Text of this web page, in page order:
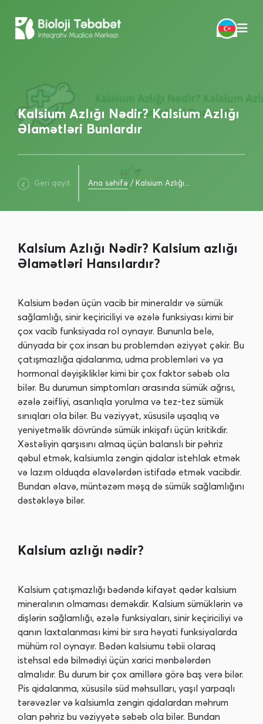
Kalsium Azlığı Nədir? Kalsium Azlığı
Əlamətləri Bunlardır
Geri qayıt Ana səhifə /Kalsium Azlığı...
Kalsium Azlığı Nədir? Kalsium azlığı
Əlamətləri Hansılardır?
Kalsium bədən üçün vacib bir mineraldır və sümük
sağlamlığı, sinir keçiriciliyi və əzələ funksiyası kimi bir
çox vacib funksiyada rol oynayır. Bununla belə,
dünyada bir çox insan bu problemdən əziyyət çəkir. Bu
çatışmazlığa qidalanma, udma problemləri və ya
hormonal dəyişikliklər kimi bir çox faktor səbəb ola
bilər. Bu durumun simptomları arasında sümük ağrısı,
əzələ zəifliyi, asanlıqla yorulma və tez-tez sümük
sınıqları ola bilər. Bu vəziyyət, xüsusilə uşaqlıq və
yeniyetməlik dövründə sümük inkişafı üçün kritikdir.
Xəstəliyin qarşısını almaq üçün balanslı bir pəhriz
qəbul etmək, kalsiumla zəngin qidalar istehlak etmək
və lazım olduqda əlavələrdən istifadə etmək vacibdir.
Bundan əlavə, müntəzəm məşq də sümük sağlamlığını
dəstəkləyə bilər.
Kalsium azlığı nədir?
Kalsium çatışmazlığı bədəndə kifayət qədər kalsium
mineralının olmaması deməkdir. Kalsium sümüklərin və
dişlərin sağlamlığı, əzələ funksiyaları, sinir keçiriciliyi və
qanın laxtalanması kimi bir sıra həyati funksiyalarda
mühüm rol oynayır. Bədən kalsiumu təbii olaraq
istehsal edə bilmədiyi üçün xarici mənbələrdən
almalıdır. Bu durum bir çox amillərə görə baş verə bilər.
Pis qidalanma, xüsusilə süd məhsulları, yaşıl yarpaqlı
tərəvəzlər və kalsiumla zəngin qidalardan məhrum
olan pəhriz bu vəziyyətə səbəb ola bilər. Bundan